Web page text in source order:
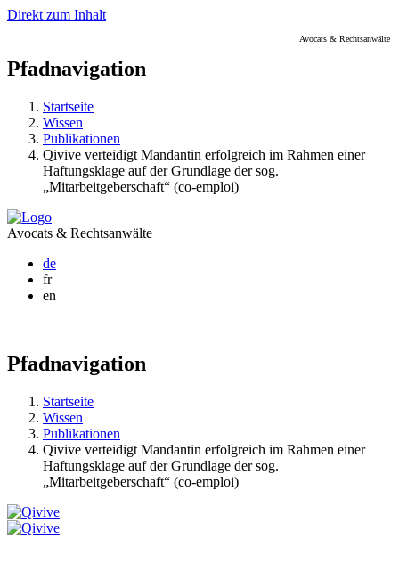
Direkt zum Inhalt
Avocats & Rechtsanwälte
Pfadnavigation
Startseite
Wissen
Publikationen
Qivive verteidigt Mandantin erfolgreich im Rahmen einer
Haftungsklage auf der Grundlage der sog.
„Mitarbeitgeberschaft“ (co-emploi)
Avocats & Rechtsanwälte
de
fr
en
Pfadnavigation
Startseite
Wissen
Publikationen
Qivive verteidigt Mandantin erfolgreich im Rahmen einer
Haftungsklage auf der Grundlage der sog.
„Mitarbeitgeberschaft“ (co-emploi)